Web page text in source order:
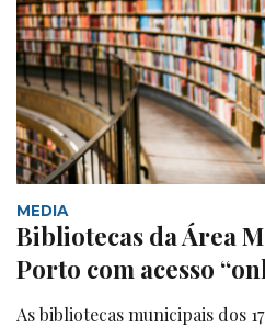
MEDIA
Bibliotecas da Área
Porto com acesso
As bibliotecas municipais dos